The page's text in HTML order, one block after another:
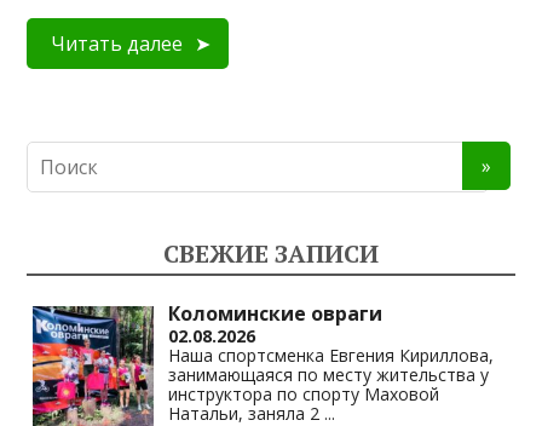
Читать далее
СВЕЖИЕ ЗАПИСИ
Коломинские овраги
02.08.2026
Наша спортсменка Евгения Кириллова,
занимающаяся по месту жительства у
инструктора по спорту Маховой
Натальи, заняла 2 ...